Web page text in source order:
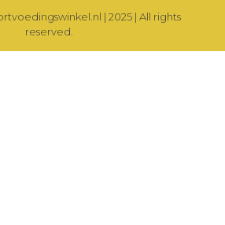
| 2025 | All rights
reserved.